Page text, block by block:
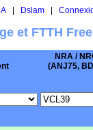
| Dslam|
et FTTH
NRA /
(ANJ75,